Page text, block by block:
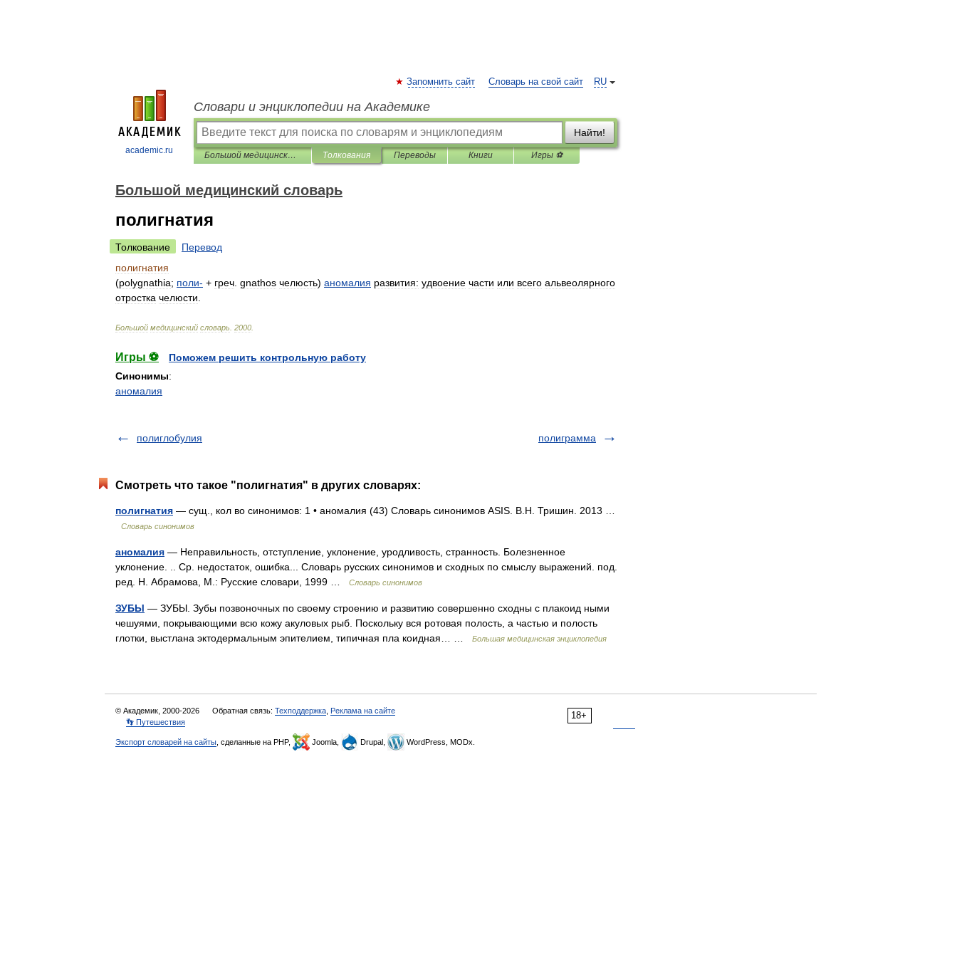
academic.ru
RU
Запомнить сайт Словарь на свой сайт
Словари и энциклопедии на Академике
Найти!
Большой медицинский словарь Толкования Переводы Книги Игры ⚽
Большой медицинский словарь
полигнатия
Толкование
Перевод
полигнатия
(polygnathia; поли- + греч gnathos челюсть) аномалия развития: удвоение части или всего альвеолярного
отростка челюсти
Большой медицинский словарь 2000
Игры ⚽
Поможем решить контрольную работу
Синонимы:
аномалия
полиглобулия полиграмма
Смотреть что такое "полигнатия" в других словарях:
полигнатия — сущ., кол во синонимов: 1 • аномалия (43) Словарь синонимов ASIS. В.Н. Тришин. 2013 …
Словарь синонимов
аномалия — Неправильность, отступление, уклонение, уродливость, странность. Болезненное
уклонение. .. Ср. недостаток, ошибка... Словарь русских синонимов и сходных по смыслу выражений. под.
ред. Н. Абрамова, М.: Русские словари, 1999 …
Словарь синонимов
ЗУБЫ — ЗУБЫ. Зубы позвоночных по своему строению и развитию совершенно сходны с плакоид ными
чешуями, покрывающими всю кожу акуловых рыб. Поскольку вся ротовая полость, а частью и полость
глотки, выстлана эктодермальным эпителием, типичная пла коидная… …
Большая медицинская энциклопедия
18+
© Академик, 2000-2026 Обратная связь: Техподдержка Реклама на сайте
👣 Путешествия
Экспорт словарей на сайты , сделанные на PHP, Joomla, Drupal, WordPress, MODx.